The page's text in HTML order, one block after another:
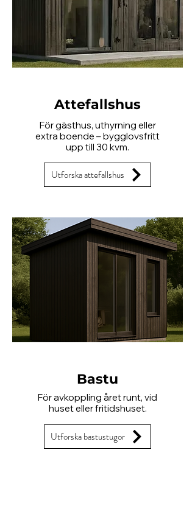
Attefallshus
För gästhus, uthyrning eller
extra boende – bygglovsfritt
upp till 30 kvm.
Utforska attefallshus
Bastu
För avkoppling året runt, vid
huset eller fritidshuset.
Utforska bastustugor